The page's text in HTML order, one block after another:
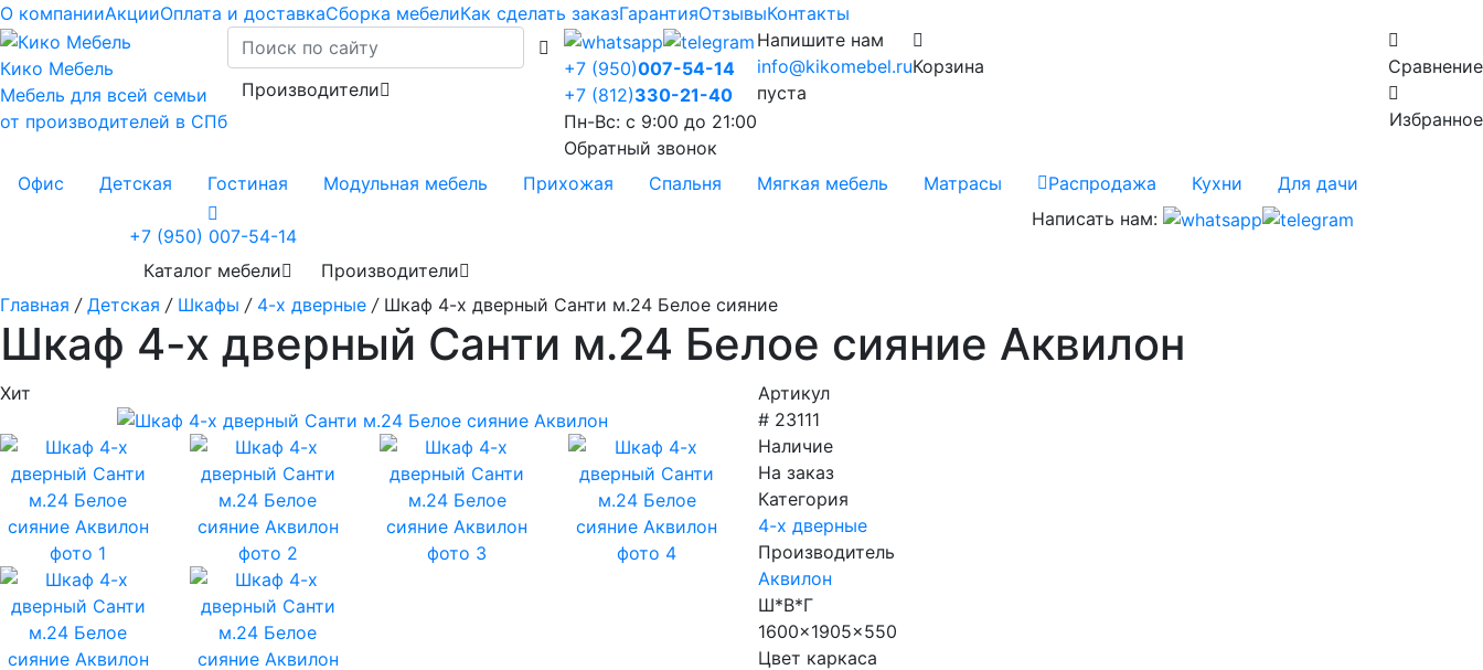
О компанииАкцииОплата и доставкаСборка мебелиКак сделать заказГарантияОтзывыКонтакты
Кико Мебель
Мебель для всей семьи
от производителей в СПб
Производители
+7 (950)007-54-14
+7 (812)330-21-40
Пн-Вс: с 9:00 до 21:00
Обратный звонок
Напишите нам
info@kikomebel.ru
Сравнение
Избранное
Корзина
пуста
Офис Детская Гостиная Модульная мебель Прихожая Спальня Мягкая мебель Матрасы Распродажа Кухни Для дачи
+7 (950) 007-54-14
Написать нам:
Каталог мебели
Производители
Главная / Детская / Шкафы / 4-х дверные / Шкаф 4-х дверный Санти м.24 Белое сияние
Шкаф 4-х дверный Санти м.24 Белое сияние Аквилон
Хит
Артикул
# 23111
Наличие
На заказ
Категория
4-х дверные
Производитель
Аквилон
Ш*В*Г
1600x1905x550
Цвет каркаса